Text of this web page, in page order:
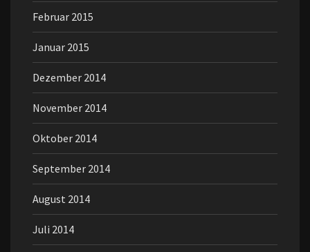
Februar 2015
Januar 2015
Dezember 2014
November 2014
Oktober 2014
September 2014
August 2014
Juli 2014